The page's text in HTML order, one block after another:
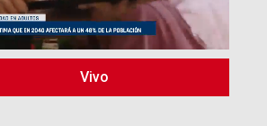
Vivo